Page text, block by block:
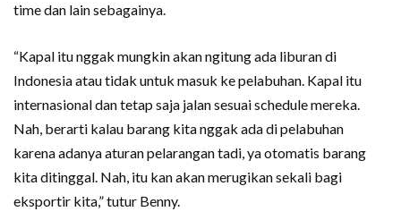
time dan lain sebagainya.
“Kapal itu nggak mungkin akan ngitung ada liburan di
Indonesia atau tidak untuk masuk ke pelabuhan. Kapal itu
internasional dan tetap saja jalan sesuai schedule mereka.
Nah, berarti kalau barang kita nggak ada di pelabuhan
karena adanya aturan pelarangan tadi, ya otomatis barang
kita ditinggal. Nah, itu kan akan merugikan sekali bagi
eksportir kita,” tutur Benny.